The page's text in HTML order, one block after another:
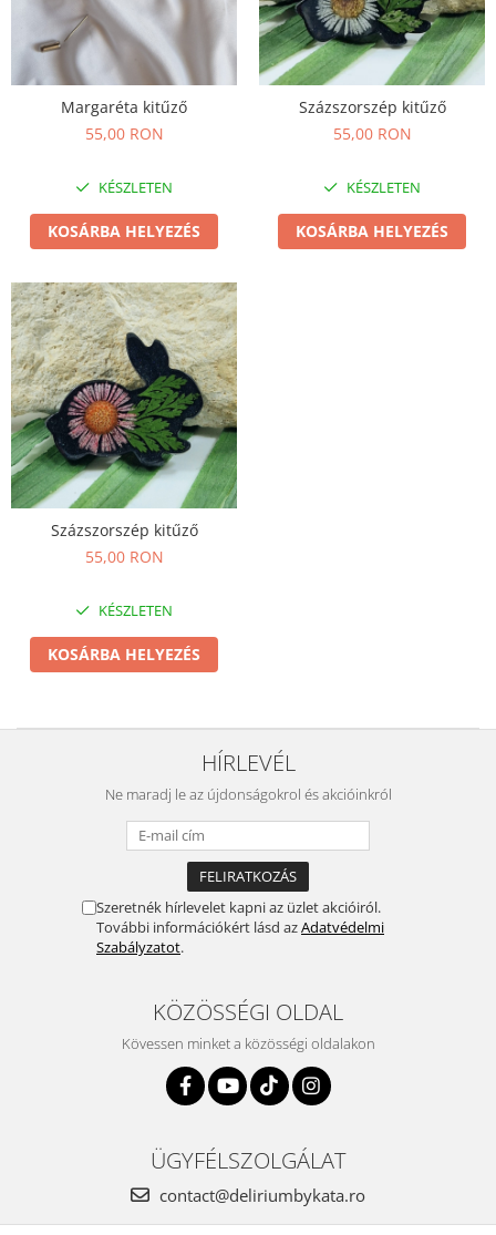
Margaréta kitűző
55,00 RON
KÉSZLETEN
KOSÁRBA HELYEZÉS
Százszorszép kitűző
55,00 RON
KÉSZLETEN
KOSÁRBA HELYEZÉS
Százszorszép kitűző
55,00 RON
KÉSZLETEN
KOSÁRBA HELYEZÉS
HÍRLEVÉL
Ne maradj le az újdonságokrol és akcióinkról
Szeretnék hírlevelet kapni az üzlet akcióiról.
További információkért lásd azAdatvédelmi
Szabályzatot.
KÖZÖSSÉGI OLDAL
Kövessen minket a közösségi oldalakon
ÜGYFÉLSZOLGÁLAT
contact@deliriumbykata.ro